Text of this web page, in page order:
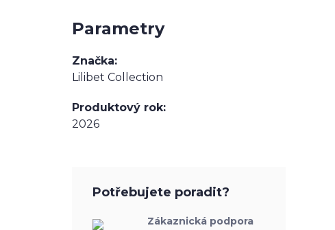
Parametry
Značka
Lilibet Collection
Produktový rok
2026
Potřebujete poradit?
Zákaznická podpora